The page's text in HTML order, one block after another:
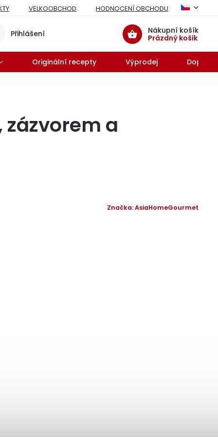
VELKOOBCHOD HODNOCENÍ OBCHODU
Nákupní košík
Prázdný košík
Přihlášení
Originální recepty Výprodej
zázvorem a
Značka:AsiaHomeGourmet